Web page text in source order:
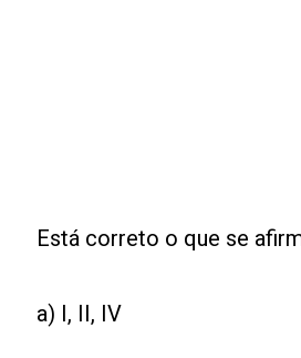
Está correto o que se
a) I, II, IV